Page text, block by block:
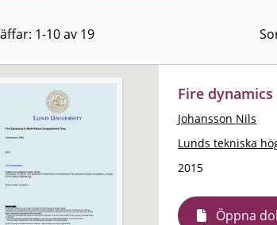
1-10 av 19
Fire
Johansson Nils
Lunds tekniska
2015
Öppna